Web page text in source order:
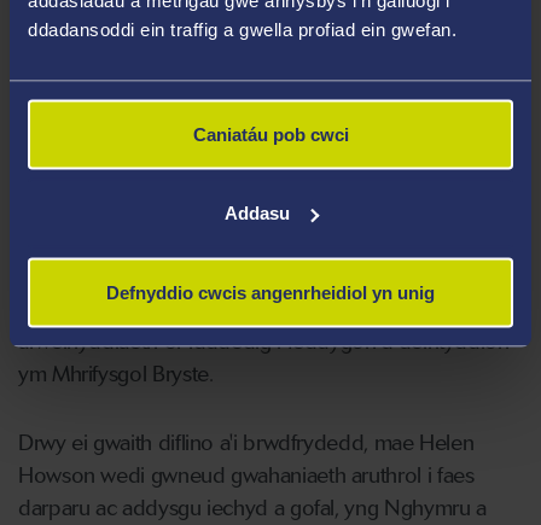
ddadansoddi ein traffig a gwella profiad ein gwefan.
Caniatáu pob cwci
Addasu
Defnyddio cwcis angenrheidiol yn unig
arbenigedd cenedlaethol a rhyngwladol i Sefydliad
Iechyd y Byd, yr Undeb Ewropeaidd a systemau gofal
iechyd a llywodraethau eraill, gan gynnwys
Gweinyddiaethau Iechyd Rwsia, Seland Newydd a
Gwnaeth Helen gydgynllunio rhaglen Meistr Iechyd
mlynedd, a hi oedd Cyfarwyddwr rhaglen
arweinyddiaeth ôl-raddedig i feddygon a deintyddion
ym Mhrifysgol Bryste.
Drwy ei gwaith diflino a'i brwdfrydedd, mae Helen
Howson wedi gwneud gwahaniaeth aruthrol i faes
darparu ac addysgu iechyd a gofal, yng Nghymru a